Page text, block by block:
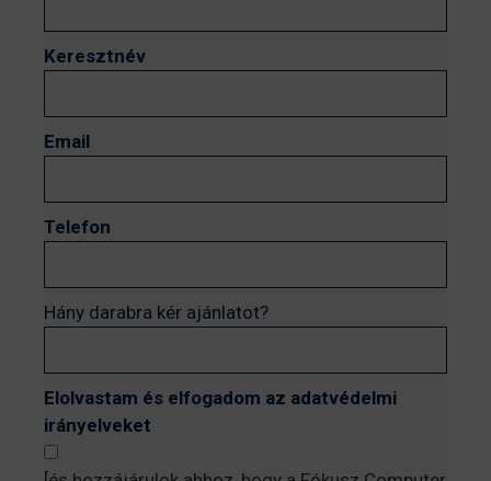
Keresztnév
Email
Telefon
Hány darabra kér ajánlatot?
Elolvastam és elfogadom az adatvédelmi
irányelveket